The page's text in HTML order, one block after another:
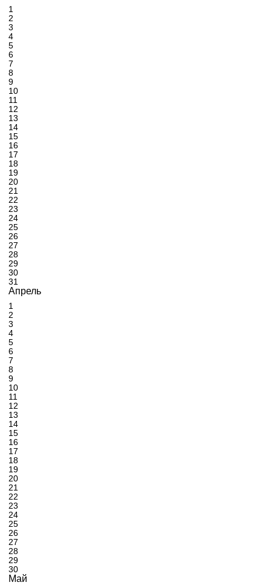
1
2
3
4
5
6
7
8
9
10
11
12
13
14
15
16
17
18
19
20
21
22
23
24
25
26
27
28
29
30
31
Апрель
1
2
3
4
5
6
7
8
9
10
11
12
13
14
15
16
17
18
19
20
21
22
23
24
25
26
27
28
29
30
Май